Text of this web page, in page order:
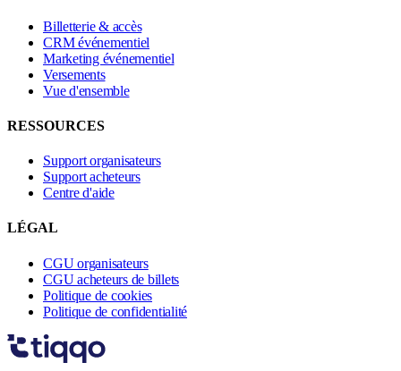
Billetterie & accès
CRM événementiel
Marketing événementiel
Versements
Vue d'ensemble
RESSOURCES
Support organisateurs
Support acheteurs
Centre d'aide
LÉGAL
CGU organisateurs
CGU acheteurs de billets
Politique de cookies
Politique de confidentialité